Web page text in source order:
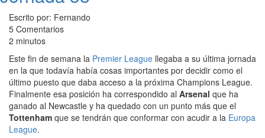
Escrito por: Fernando
5 Comentarios
2 minutos
Este fin de semana la Premier League llegaba a su última jornada
en la que todavía había cosas importantes por decidir como el
último puesto que daba acceso a la próxima Champions League.
Finalmente esa posición ha correspondido al Arsenal que ha
ganado al Newcastle y ha quedado con un punto más que el
Tottenham que se tendrán que conformar con acudir a la Europa
League.